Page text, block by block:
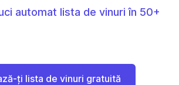
automat lista de vinuri în 50+
ți lista de vinuri gratuită